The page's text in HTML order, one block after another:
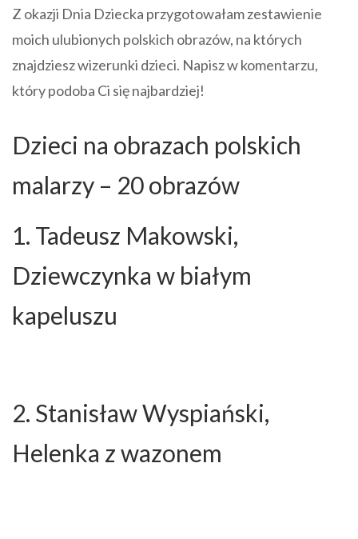
Z okazji Dnia Dziecka przygotowałam zestawienie
moich ulubionych polskich obrazów, na których
znajdziesz wizerunki dzieci. Napisz w komentarzu,
który podoba Ci się najbardziej!
Dzieci na obrazach polskich
malarzy – 20 obrazów
1. Tadeusz Makowski,
Dziewczynka w białym
kapeluszu
2. Stanisław Wyspiański,
Helenka z wazonem